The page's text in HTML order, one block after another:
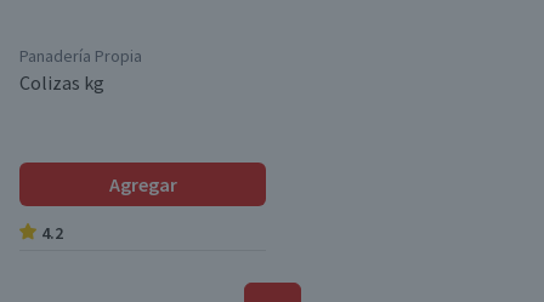
Panadería Propia
Colizas kg
Agregar
4.2